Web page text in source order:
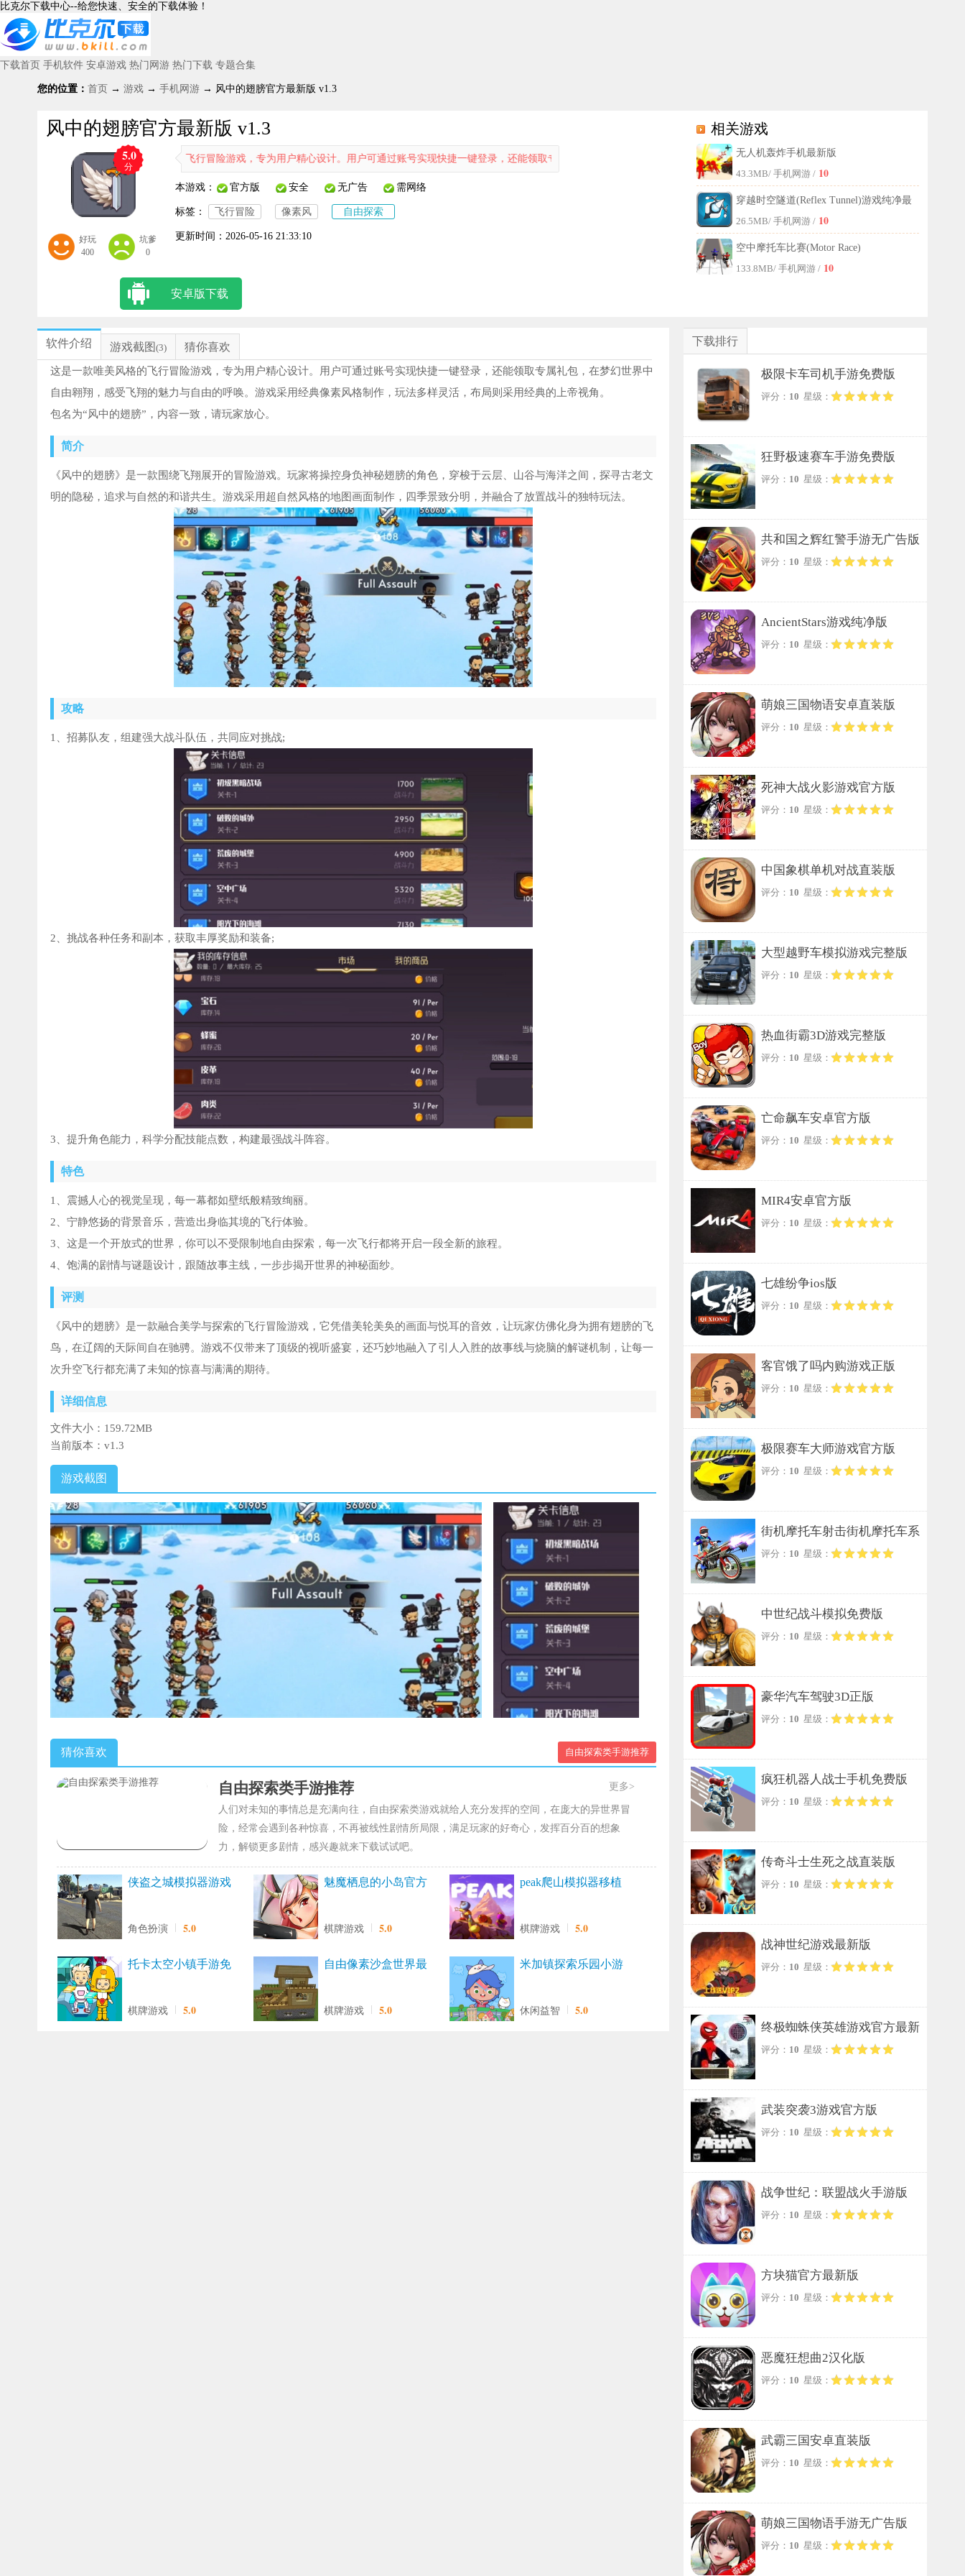
比克尔下载中心--给您快速、安全的下载体验！
下载首页 手机软件 安卓游戏 热门网游 热门下载 专题合集
您的位置： 首页 → 游戏 → 手机网游 → 风中的翅膀官方最新版 v1.3
风中的翅膀官方最新版 v1.3
5.0
分
好玩
400
坑爹
0
这是一款唯美风格的飞行冒险游戏，专为用户精心设计。用户可通过账号实现快捷一键登录，还能领取专属礼包，在梦幻世界中自由翱翔，感受飞翔的魅力与自由的呼唤。游戏采用经典像素风格制作，玩法多
本游戏： 官方版 安全 无广告 需网络
标签： 飞行冒险 像素风 自由探索
更新时间： 2026-05-16 21:33:10
安卓版下载
相关游戏
无人机轰炸手机最新版
43.3MB/ 手机网游 / 10
穿越时空隧道(Reflex Tunnel)游戏纯净最
新版
26.5MB/ 手机网游 / 10
空中摩托车比赛(Motor Race)
133.8MB/ 手机网游 / 10
软件介绍 游戏截图 (3) 猜你喜欢
这是一款唯美风格的飞行冒险游戏，专为用户精心设计。用户可通过账号实现快捷一键登录，还能领取专属礼包，在梦幻世界中
自由翱翔，感受飞翔的魅力与自由的呼唤。游戏采用经典像素风格制作，玩法多样灵活，布局则采用经典的上帝视角。
包名为“风中的翅膀”，内容一致，请玩家放心。
简介
《风中的翅膀》是一款围绕飞翔展开的冒险游戏。玩家将操控身负神秘翅膀的角色，穿梭于云层、山谷与海洋之间，探寻古老文
明的隐秘，追求与自然的和谐共生。游戏采用超自然风格的地图画面制作，四季景致分明，并融合了放置战斗的独特玩法。
攻略
1、招募队友，组建强大战斗队伍，共同应对挑战;
2、挑战各种任务和副本，获取丰厚奖励和装备;
3、提升角色能力，科学分配技能点数，构建最强战斗阵容。
特色
1、震撼人心的视觉呈现，每一幕都如壁纸般精致绚丽。
2、宁静悠扬的背景音乐，营造出身临其境的飞行体验。
3、这是一个开放式的世界，你可以不受限制地自由探索，每一次飞行都将开启一段全新的旅程。
4、饱满的剧情与谜题设计，跟随故事主线，一步步揭开世界的神秘面纱。
评测
《风中的翅膀》是一款融合美学与探索的飞行冒险游戏，它凭借美轮美奂的画面与悦耳的音效，让玩家仿佛化身为拥有翅膀的飞
鸟，在辽阔的天际间自在驰骋。游戏不仅带来了顶级的视听盛宴，还巧妙地融入了引人入胜的故事线与烧脑的解谜机制，让每一
次升空飞行都充满了未知的惊喜与满满的期待。
详细信息
文件大小： 159.72MB
当前版本： v1.3
游戏截图
猜你喜欢 自由探索类手游推荐
自由探索类手游推荐 更多>
人们对未知的事情总是充满向往，自由探索类游戏就给人充分发挥的空间，在庞大的异世界冒
险，经常会遇到各种惊喜，不再被线性剧情所局限，满足玩家的好奇心，发挥百分百的想象
力，解锁更多剧情，感兴趣就来下载试试吧。
侠盗之城模拟器游戏
角色扮演 5.0
魅魔栖息的小岛官方
棋牌游戏 5.0
peak爬山模拟器移植
棋牌游戏 5.0
托卡太空小镇手游免
棋牌游戏 5.0
自由像素沙盒世界最
棋牌游戏 5.0
米加镇探索乐园小游
休闲益智 5.0
下载排行
极限卡车司机手游免费版
评分： 10 星级：
狂野极速赛车手游免费版
评分： 10 星级：
共和国之辉红警手游无广告版
评分： 10 星级：
AncientStars游戏纯净版
评分： 10 星级：
萌娘三国物语安卓直装版
评分： 10 星级：
死神大战火影游戏官方版
评分： 10 星级：
中国象棋单机对战直装版
评分： 10 星级：
大型越野车模拟游戏完整版
评分： 10 星级：
热血街霸3D游戏完整版
评分： 10 星级：
亡命飙车安卓官方版
评分： 10 星级：
MIR4安卓官方版
评分： 10 星级：
七雄纷争ios版
评分： 10 星级：
客官饿了吗内购游戏正版
评分： 10 星级：
极限赛车大师游戏官方版
评分： 10 星级：
街机摩托车射击街机摩托车系
列手游无广告版
评分： 10 星级：
中世纪战斗模拟免费版
评分： 10 星级：
豪华汽车驾驶3D正版
评分： 10 星级：
疯狂机器人战士手机免费版
评分： 10 星级：
传奇斗士生死之战直装版
评分： 10 星级：
战神世纪游戏最新版
评分： 10 星级：
终极蜘蛛侠英雄游戏官方最新
版
评分： 10 星级：
武装突袭3游戏官方版
评分： 10 星级：
战争世纪：联盟战火手游版
评分： 10 星级：
方块猫官方最新版
评分： 10 星级：
恶魔狂想曲2汉化版
评分： 10 星级：
武霸三国安卓直装版
评分： 10 星级：
萌娘三国物语手游无广告版
评分： 10 星级：